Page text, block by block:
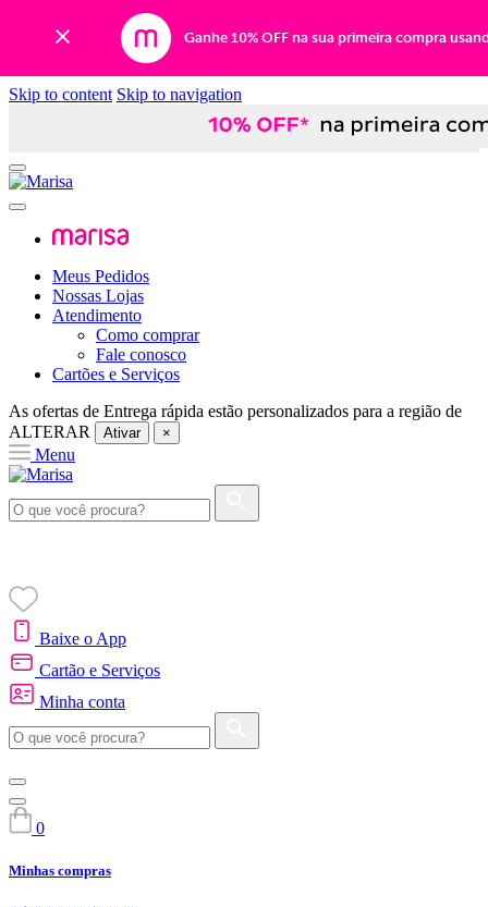
Ganhe 10% OFF na sua primeira compra
Skip to content Skip to navigation
Meus Pedidos
Nossas Lojas
Atendimento
Como comprar
Fale conosco
Cartões e Serviços
As ofertas de Entrega rápida estão personalizados para a região de
ALTERAR
Ativar ×
Menu
Baixe o App
Cartão e Serviços
Minha conta
0
Minhas compras